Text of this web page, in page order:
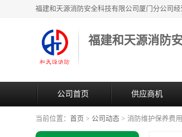
公司首页 供应商机
当前位置： 首页 > 公司动态 > 消防维护保养费用